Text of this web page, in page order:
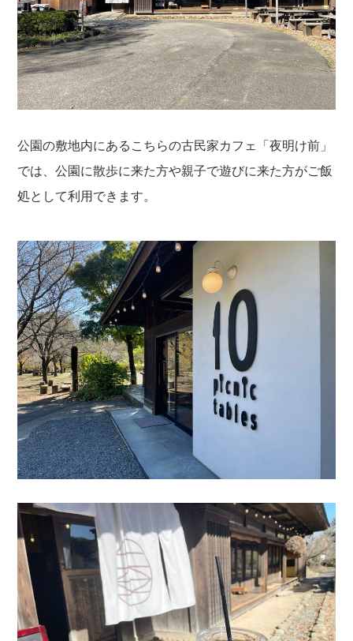
公園の敷地内にあるこちらの古民家カフェ「夜明け前」
では、公園に散歩に来た方や親子で遊びに来た方がご飯
処として利用できます。